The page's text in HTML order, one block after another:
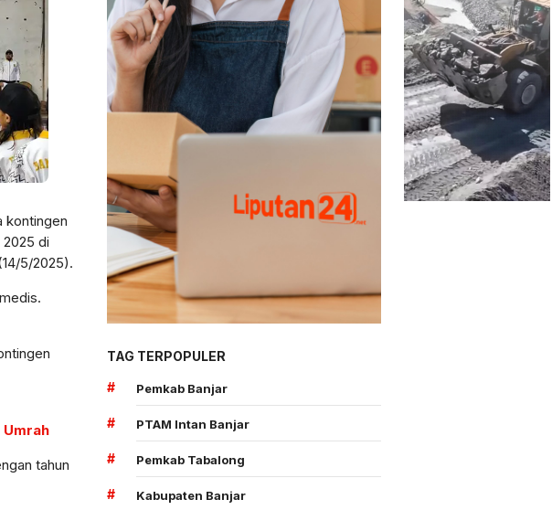
kontingen
2025 di
5/2025).
Umrah
tahun
TAG TERPOPULER
#
Pemkab Banjar
# PTAM Intan Banjar
# Pemkab Tabalong
# Kabupaten Banjar